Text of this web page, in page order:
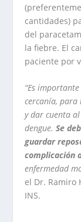
cantidades)
del
la fiebre. El
paciente por
“Es
cercanía, para
y dar cuenta
dengue.Se
guardar
complicación
enfermedad
el Dr. Ramiro
INS.